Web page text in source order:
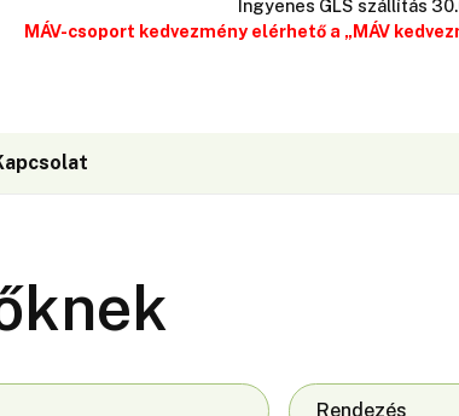
Ingyenes GLS szállítás
MÁV-csoport kedvezmény elérhető a „MÁV